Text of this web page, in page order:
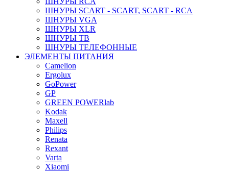
ШНУРЫ SCART - SCART, SCART - RCA
ШНУРЫ VGA
ШНУРЫ XLR
ШНУРЫ ТВ
ШНУРЫ ТЕЛЕФОННЫЕ
ЭЛЕМЕНТЫ ПИТАНИЯ
Camelion
Ergolux
GoPower
GP
GREEN POWERlab
Kodak
Maxell
Philips
Renata
Rexant
Varta
Xiaomi